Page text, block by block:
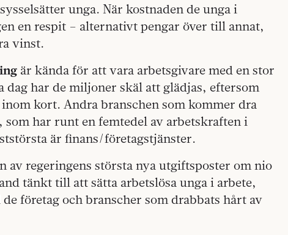
unga. När kostnaden de unga i
en respit – alternativt pengar över till annat,
vinst.
är kända för att vara arbetsgivare med en stor
dag har de miljoner skäl att glädjas, eftersom
kort. Andra branschen som kommer dra
har runt en femtedel av arbetskraften i
är finans/företagstjänster.
av regeringens största nya utgiftsposter om nio
tänkt till att sätta arbetslösa unga i arbete,
företag och branscher som drabbats hårt av